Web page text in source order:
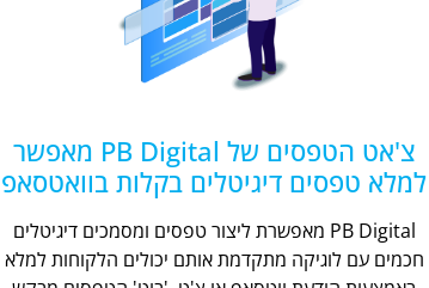
צ'אט הטפסים של PB Digital מאפשר
למלא טפסים דיגיטלים בקלות בוואטסאפ
PB Digital מאפשרת ליצור טפסים ומסמכים דיגיטלים
חכמים עם לוגיקה מתקדמת אותם יכולים הלקוחות למלא